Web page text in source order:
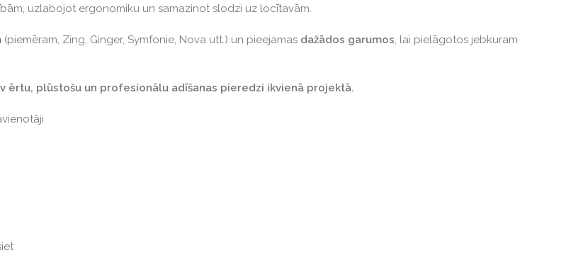
uzlabojot ergonomiku un samazinot slodzi uz locītavām.
(piemēram, Zing, Ginger, Symfonie, Nova utt.) un pieejamas dažādos garumos, lai pielāgotos jebkuram
ērtu, plūstošu un profesionālu adīšanas pieredzi ikvienā projektā.